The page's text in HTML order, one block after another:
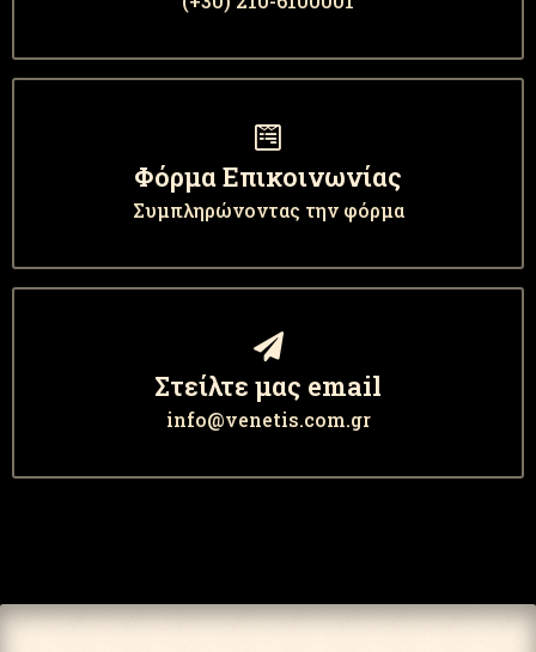
Φόρμα Επικοινωνίας
Συμπληρώνοντας την φόρμα
Στείλτε μας email
info@venetis.com.gr